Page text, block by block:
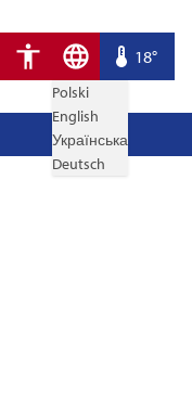
Polski
English
Українська
Deutsch
18°